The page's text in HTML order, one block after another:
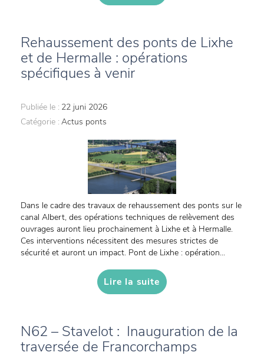
Rehaussement des ponts de Lixhe
et de Hermalle : opérations
spécifiques à venir
Publiée le : 22 juni 2026
Catégorie : Actus ponts
Dans le cadre des travaux de rehaussement des ponts sur le
canal Albert, des opérations techniques de relèvement des
ouvrages auront lieu prochainement à Lixhe et à Hermalle.
Ces interventions nécessitent des mesures strictes de
sécurité et auront un impact. Pont de Lixhe : opération...
Lire la suite
N62 – Stavelot : Inauguration de la
traversée de Francorchamps